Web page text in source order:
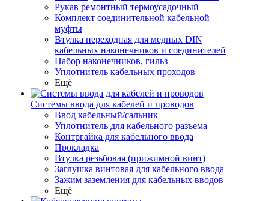
Рукав ремонтный термоусадочный
Комплект соединительной кабельной
муфты
Втулка переходная для медных DIN
кабельных наконечников и соединителей
Набор наконечников, гильз
Уплотнитель кабельных проходов
Ещё
Системы ввода для кабелей и проводов
Ввод кабельный/сальник
Уплотнитель для кабельного разъема
Контргайка для кабельного ввода
Прокладка
Втулка резьбовая (прижимной винт)
Заглушка винтовая для кабельного ввода
Зажим заземления для кабельных вводов
Ещё